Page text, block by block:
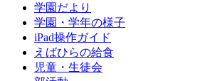
学園だより
学園・学年の様子
iPad操作ガイド
えばひらの給食
児童・生徒会